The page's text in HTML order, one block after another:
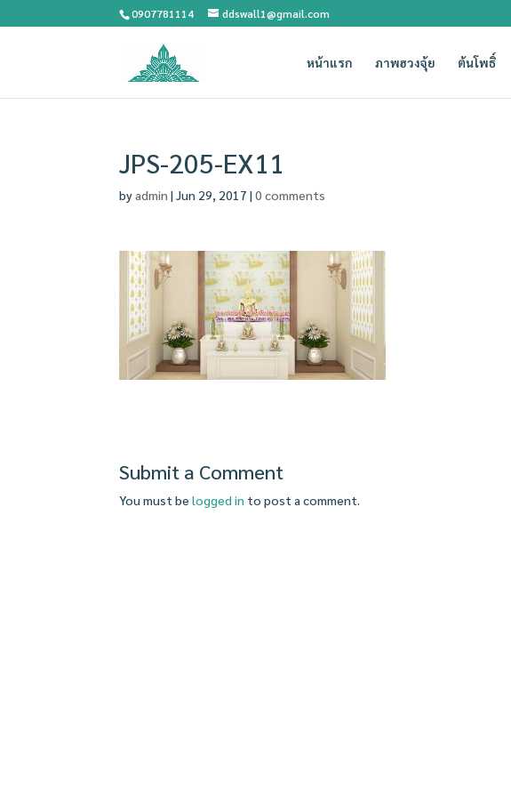
0907781114 ddswall1@gmail.com
หน้าแรก ภาพฮวงจุ้ย ต้นโพธิ์
JPS-205-EX11
byadmin |Jun 29, 2017 |0 comments
Submit a Comment
You must belogged in to post a comment.